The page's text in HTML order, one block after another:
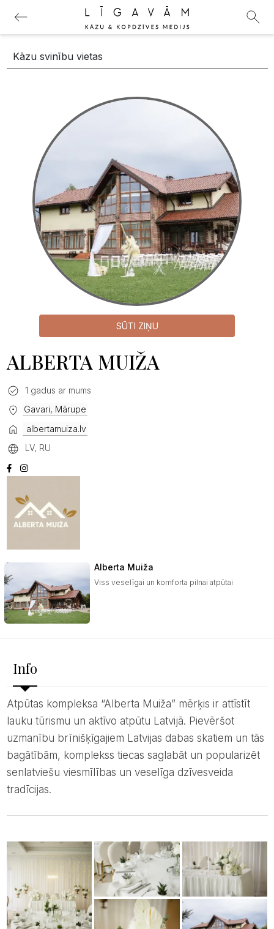
SŪTI ZIŅU
ALBERTA MUIŽA
1 gadus ar mums
Gavari, Mārupe
albertamuiza.lv
LV, RU
Alberta Muiža
Viss veselīgai un komforta pilnai atpūtai
Info
Atpūtas kompleksa “Alberta Muiža” mērķis ir attīstīt
lauku tūrismu un aktīvo atpūtu Latvijā. Pievēršot
uzmanību brīnišķīgajiem Latvijas dabas skatiem un tās
bagātībām, komplekss tiecas saglabāt un popularizēt
senlatviešu viesmīlības un veselīga dzīvesveida
tradīcijas.